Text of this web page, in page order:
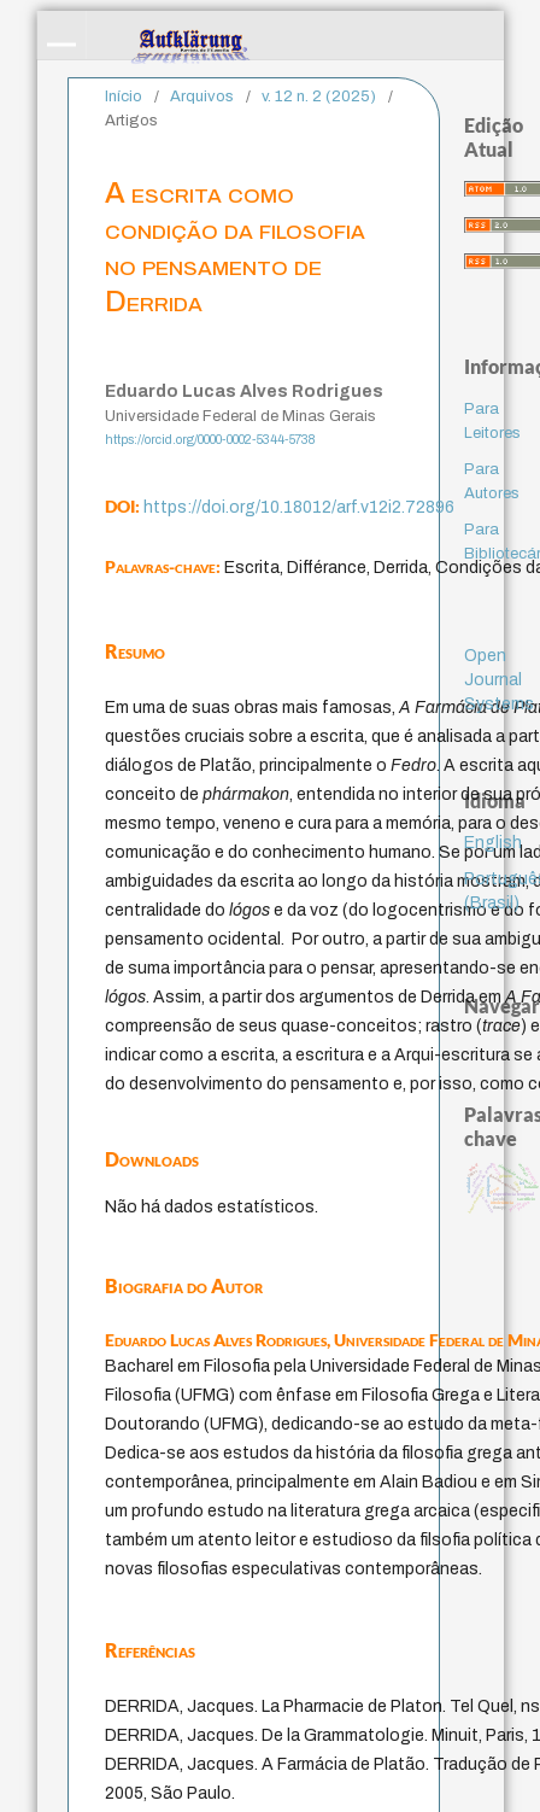
Início / Arquivos / v. 12 n. 2 (2025)
/
Artigos
A escrita como
condição da filosofia
no pensamento de
Derrida
Eduardo Lucas Alves Rodrigues
Universidade Federal de Minas Gerais
https://orcid.org/0000-0002-5344-5738
DOI:https://doi.org/10.18012/arf.v12i2.72896
Palavras-chave:Escrita, Différance, Derrida, Condições
Resumo
Em uma de suas obras mais famosas,A Farmácia de
questões cruciais sobre a escrita, que é analisada a
diálogos de Platão, principalmente oFedro. A escrita
conceito dephármakon, entendida no interior de sua
mesmo tempo, veneno e cura para a memória, para o
comunicação e do conhecimento humano. Se por um
ambiguidades da escrita ao longo da história mostram,
centralidade dológos e da voz (do logocentrismo e do
pensamento ocidental. Por outro, a partir de sua
de suma importância para o pensar, apresentando-se
lógos. Assim, a partir dos argumentos de Derrida emA
compreensão de seus quase-conceitos; rastro (trace)
indicar como a escrita, a escritura e a Arqui-escritura
do desenvolvimento do pensamento e, por isso, como
Downloads
Não há dados estatísticos.
Biografia do Autor
Eduardo Lucas Alves Rodrigues,Universidade Federal de
Bacharel em Filosofia pela Universidade Federal de
Filosofia (UFMG) com ênfase em Filosofia Grega e
Doutorando (UFMG), dedicando-se ao estudo da
Dedica-se aos estudos da história da filosofia grega
contemporânea, principalmente em Alain Badiou e em
um profundo estudo na literatura grega arcaica
também um atento leitor e estudioso da filsofia política
novas filosofias especulativas contemporâneas.
Referências
DERRIDA, Jacques. La Pharmacie de Platon. Tel Quel,
DERRIDA, Jacques. De la Grammatologie. Minuit, Paris,
DERRIDA, Jacques. A Farmácia de Platão. Tradução
2005, São Paulo.
Edição
Atual
Para
Leitores
Para
Autores
Para
Open
Journal
Systems
Idioma
English
(Brasil)
Navegar
chave
fundamentalismo
jacobi
protágoras experiência temporal
metafísica do tempo género
idade
intolerância
identidade nacional
homem-medidaj.c.m. neto palavraperdón
leyes
violencia guayaquil
logos
lei
desejo
sacrifício
bataille
mind
therapy
animais
realidad